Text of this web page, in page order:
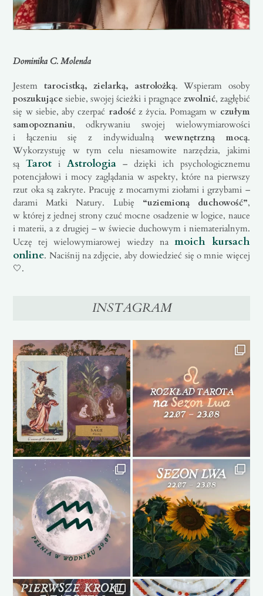
Dominika C. Molenda
Jestem tarocistką, zielarką, astrolożką. Wspieram osoby
poszukujące siebie, swojej ścieżki i pragnące zwolnić, zagłębić
się w siebie, aby czerpać radośćz życia. Pomagam w czułym
samopoznaniu, odkrywaniu swojej wielowymiarowości
i łączeniu się z indywidualnąwewnętrzną mocą.
Wykorzystuję w tym celu niesamowite narzędzia, jakimi
sąTarot iAstrologia – dzięki ich psychologicznemu
potencjałowi i mocy zaglądania w aspekty, które na pierwszy
rzut oka są zakryte. Pracuję z mocarnymi ziołami i grzybami –
darami Matki Natury. Lubię “uziemioną duchowość”,
w której z jednej strony czuć mocne osadzenie w logice, nauce
i materii, a z drugiej – w świecie duchowym i niematerialnym.
Uczę tej wielowymiarowej wiedzy na moich kursach
online. Naciśnij na zdjęcie, aby dowiedzieć się o mnie więcej
🤍.
INSTAGRAM